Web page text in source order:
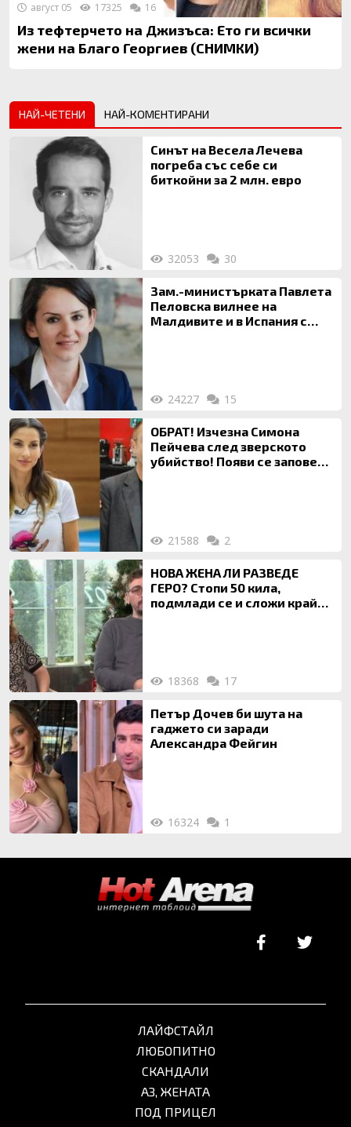
Из тефтерчето на Джизъса: Ето ги всички
жени на Благо Георгиев (СНИМКИ)
август 05 17325 16
НАЙ-ЧЕТЕНИ НАЙ-КОМЕНТИРАНИ
Синът на Весела Лечева
погреба със себе си
биткойни за 2 млн. евро
32053 30
Зам.-министърката Павлета
Пеловска вилнее на
Малдивите и в Испания с
24227 15
ОБРАТ! Изчезна Симона
Пейчева след зверското
убийство! Появи се заповед
21588 2
НОВА ЖЕНА ЛИ РАЗВЕДЕ
ГЕРО? Стопи 50 кила,
подмлади се и сложи край
18368 17
Петър Дочев би шута на
гаджето си заради
Александра Фейгин
16324 1
ЛАЙФСТАЙЛ
ЛЮБОПИТНО
СКАНДАЛИ
АЗ, ЖЕНАТА
ПОД ПРИЦЕЛ